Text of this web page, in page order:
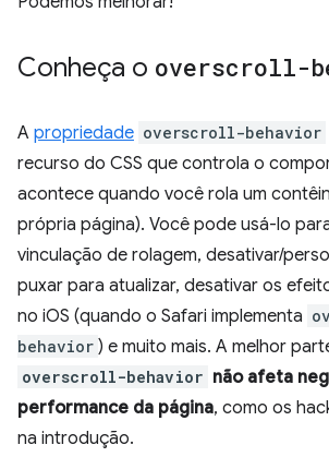
Conheça o overscroll-
A propriedade overscroll-behavior
recurso do CSS que controla o
acontece quando você rola um
própria página). Você pode usá-lo
vinculação de rolagem, desativar/
puxar para atualizar, desativar os
no iOS (quando o Safari implementa
behavior ) e muito mais. A melhor
overscroll-behavior não afeta
performance da página, como os
na introdução.